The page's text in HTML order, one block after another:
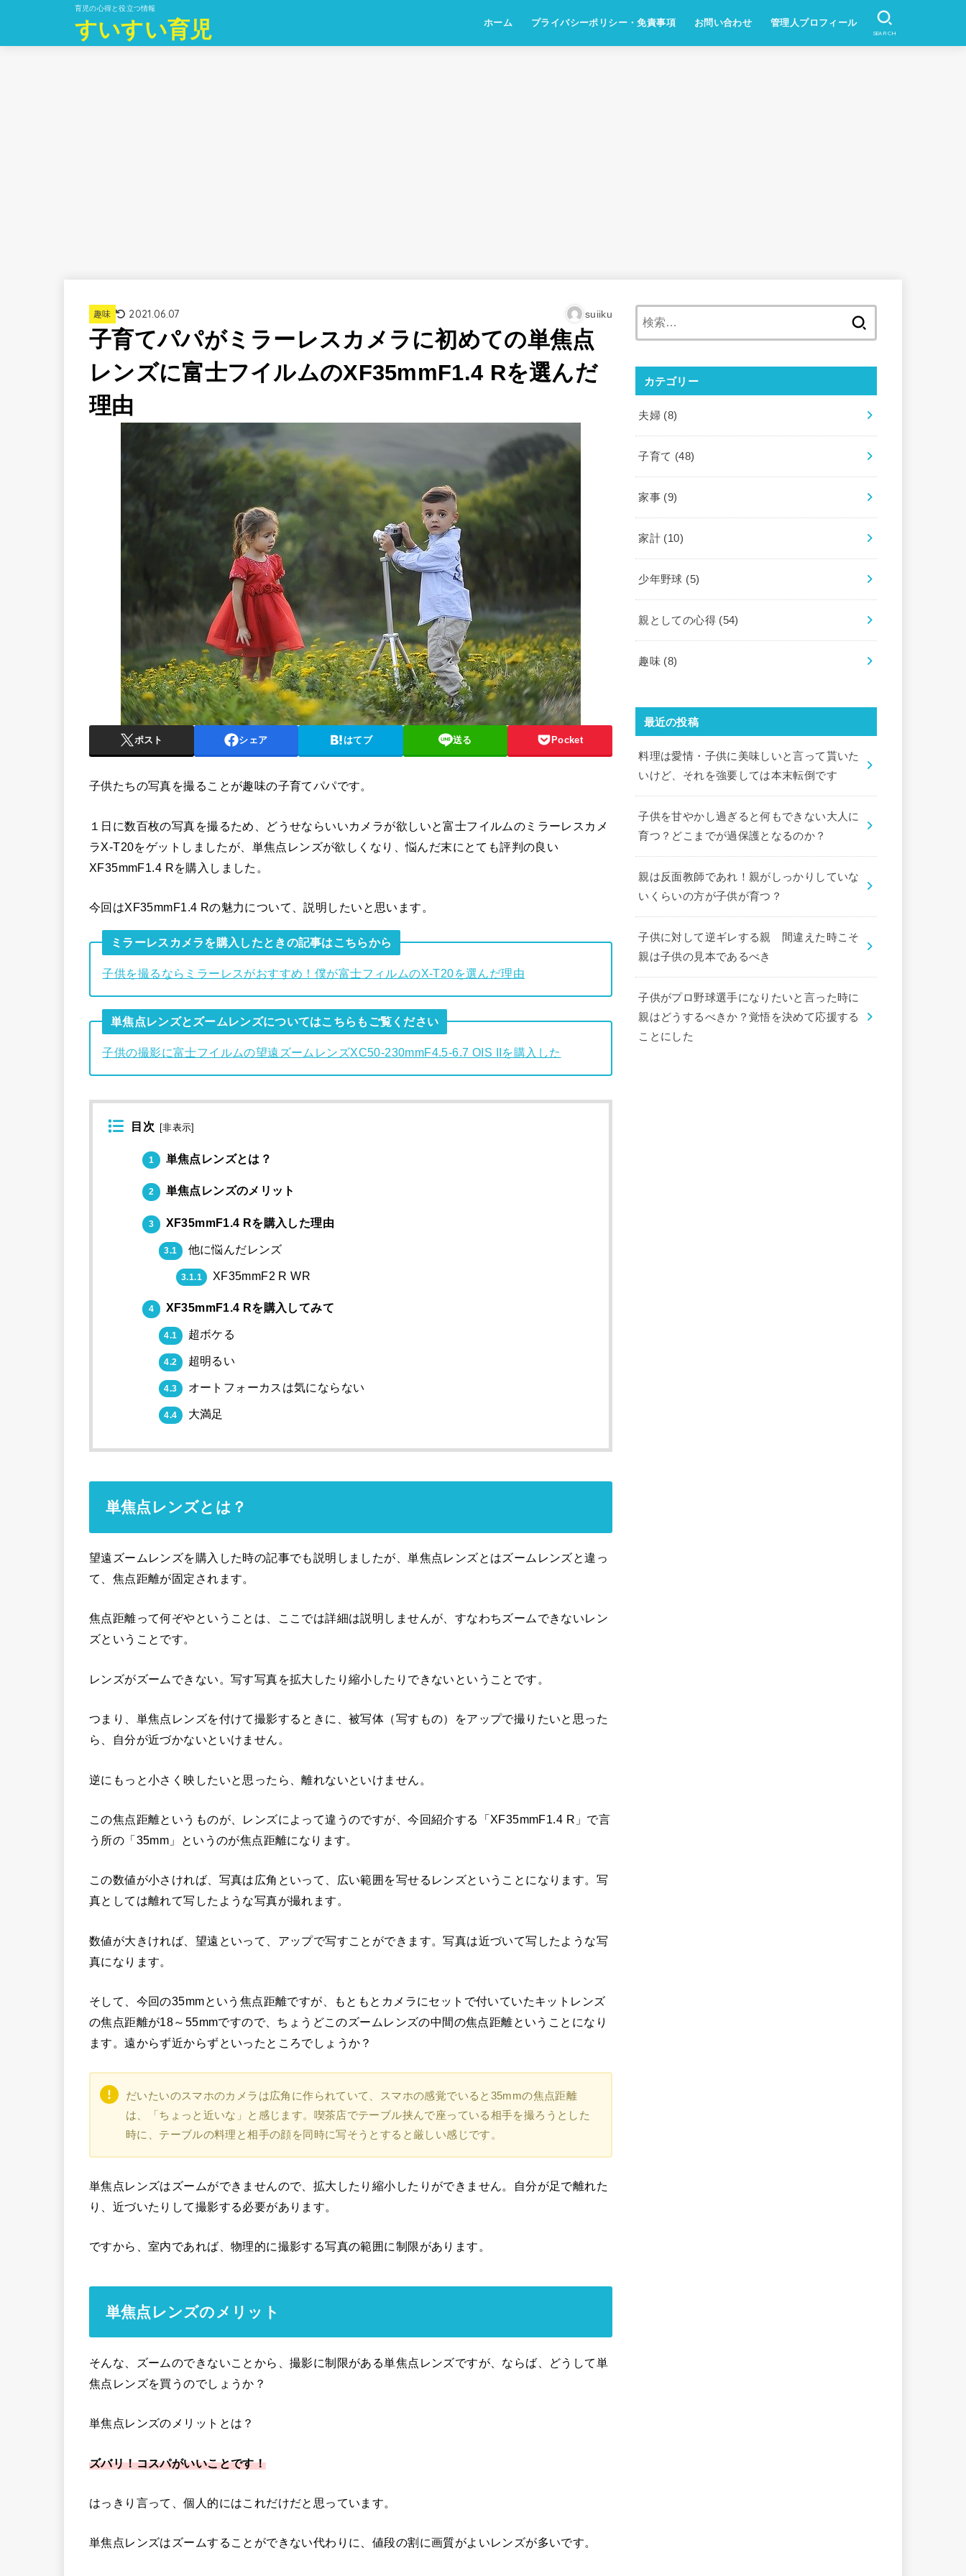
育児の心得と役立つ情報
すいすい育児 ホーム プライバシーポリシー・免責事項 お問い合わせ 管理人プロフィール
SEARCH
趣味 2021.06.07 suiiku
子育てパパがミラーレスカメラに初めての単焦点
レンズに富士フイルムのXF35mmF1.4 Rを選んだ
理由
ポスト シェア はてブ 送る Pocket
子供たちの写真を撮ることが趣味の子育てパパです。
１日に数百枚の写真を撮るため、どうせならいいカメラが欲しいと富士フイルムのミラーレスカメ
ラX-T20をゲットしましたが、単焦点レンズが欲しくなり、悩んだ末にとても評判の良い
XF35mmF1.4 Rを購入しました。
今回はXF35mmF1.4 Rの魅力について、説明したいと思います。
ミラーレスカメラを購入したときの記事はこちらから
子供を撮るならミラーレスがおすすめ！僕が富士フィルムのX-T20を選んだ理由
単焦点レンズとズームレンズについてはこちらもご覧ください
子供の撮影に富士フイルムの望遠ズームレンズXC50-230mmF4.5-6.7 OIS IIを購入した
目次 [非表示
1 単焦点レンズとは？
2 単焦点レンズのメリット
3 XF35mmF1.4 Rを購入した理由
3.1 他に悩んだレンズ
3.1.1 XF35mmF2 R WR
4 XF35mmF1.4 Rを購入してみて
4.1 超ボケる
4.2 超明るい
4.3 オートフォーカスは気にならない
4.4 大満足
単焦点レンズとは？
望遠ズームレンズを購入した時の記事でも説明しましたが、単焦点レンズとはズームレンズと違っ
て、焦点距離が固定されます。
焦点距離って何ぞやということは、ここでは詳細は説明しませんが、すなわちズームできないレン
ズということです。
レンズがズームできない。写す写真を拡大したり縮小したりできないということです。
つまり、単焦点レンズを付けて撮影するときに、被写体（写すもの）をアップで撮りたいと思った
ら、自分が近づかないといけません。
逆にもっと小さく映したいと思ったら、離れないといけません。
この焦点距離というものが、レンズによって違うのですが、今回紹介する「XF35mmF1.4 R」で言
う所の「35mm」というのが焦点距離になります。
この数値が小さければ、写真は広角といって、広い範囲を写せるレンズということになります。写
真としては離れて写したような写真が撮れます。
数値が大きければ、望遠といって、アップで写すことができます。写真は近づいて写したような写
真になります。
そして、今回の35mmという焦点距離ですが、もともとカメラにセットで付いていたキットレンズ
の焦点距離が18～55mmですので、ちょうどこのズームレンズの中間の焦点距離ということになり
ます。遠からず近からずといったところでしょうか？
だいたいのスマホのカメラは広角に作られていて、スマホの感覚でいると35mmの焦点距離
は、「ちょっと近いな」と感じます。喫茶店でテーブル挟んで座っている相手を撮ろうとした
時に、テーブルの料理と相手の顔を同時に写そうとすると厳しい感じです。
単焦点レンズはズームができませんので、拡大したり縮小したりができません。自分が足で離れた
り、近づいたりして撮影する必要があります。
ですから、室内であれば、物理的に撮影する写真の範囲に制限があります。
単焦点レンズのメリット
そんな、ズームのできないことから、撮影に制限がある単焦点レンズですが、ならば、どうして単
焦点レンズを買うのでしょうか？
単焦点レンズのメリットとは？
ズバリ！コスパがいいことです！
はっきり言って、個人的にはこれだけだと思っています。
単焦点レンズはズームすることができない代わりに、値段の割に画質がよいレンズが多いです。
カテゴリー
夫婦 (8)
子育て (48)
家事 (9)
家計 (10)
少年野球 (5)
親としての心得 (54)
趣味 (8)
最近の投稿
料理は愛情・子供に美味しいと言って貰いた
いけど、それを強要しては本末転倒です
子供を甘やかし過ぎると何もできない大人に
育つ？どこまでが過保護となるのか？
親は反面教師であれ！親がしっかりしていな
いくらいの方が子供が育つ？
子供に対して逆ギレする親 間違えた時こそ
親は子供の見本であるべき
子供がプロ野球選手になりたいと言った時に
親はどうするべきか？覚悟を決めて応援する
ことにした